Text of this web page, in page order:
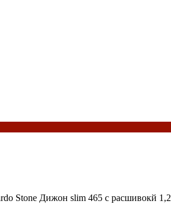
Stone Дижон slim 465 с расшивокй